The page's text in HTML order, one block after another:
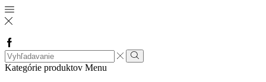
Facebook
Search
input
Vyhľadávanie
Kategórie produktov Menu